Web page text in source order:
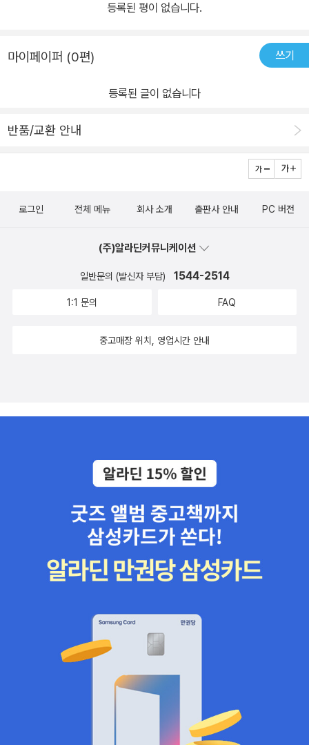
등록된 평이 없습니다.
마이페이퍼 (0편) 쓰기
등록된 글이 없습니다
반품/교환 안내
로그인 전체 메뉴 회사 소개 출판사 안내 PC 버전
(주)알라딘커뮤니케이션
일반문의 (발신자 부담) 1544-2514
1:1 문의 FAQ
중고매장 위치, 영업시간 안내